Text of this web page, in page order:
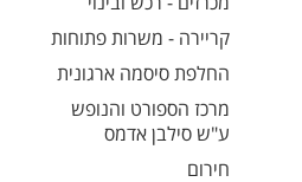
קריירה - משרות פתוחות
החלפת סיסמה ארגונית
מרכז הספורט והנופש
ע"ש סילבן אדמס
חירום